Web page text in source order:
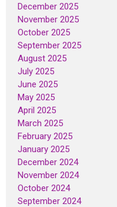
December 2025
November 2025
October 2025
September 2025
August 2025
July 2025
June 2025
May 2025
April 2025
March 2025
February 2025
January 2025
December 2024
November 2024
October 2024
September 2024